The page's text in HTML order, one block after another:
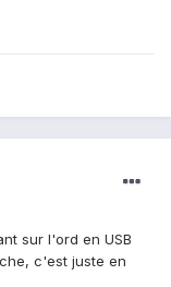
sur l'ord en USB
c'est juste en